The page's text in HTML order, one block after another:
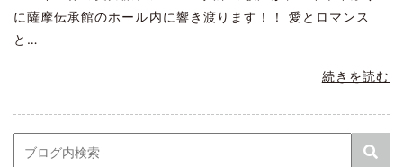
に薩摩伝承館のホール内に響き渡ります！！ 愛とロマンス
と…
続きを読む